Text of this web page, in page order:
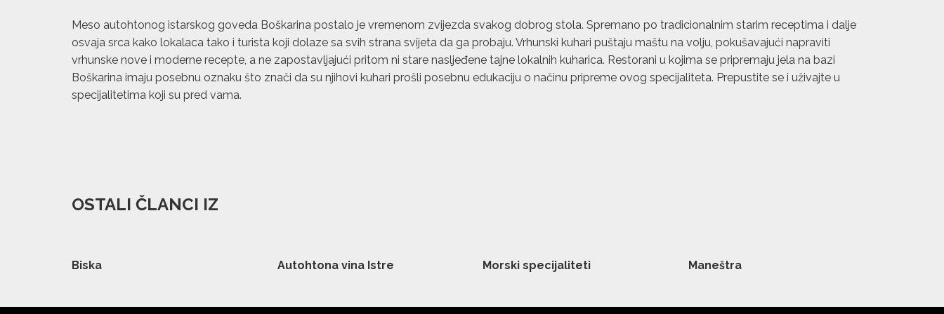
Meso autohtonog istarskog goveda Boškarina postalo je vremenom zvijezda svakog dobrog stola. Spremano po tradicionalnim starim receptima i dalje
osvaja srca kako lokalaca tako i turista koji dolaze sa svih strana svijeta da ga probaju. Vrhunski kuhari puštaju maštu na volju, pokušavajući napraviti
vrhunske nove i moderne recepte, a ne zapostavljajući pritom ni stare nasljeđene tajne lokalnih kuharica. Restorani u kojima se pripremaju jela na bazi
Boškarina imaju posebnu oznaku što znači da su njihovi kuhari prošli posebnu edukaciju o načinu pripreme ovog specijaliteta. Prepustite se i uživajte u
specijalitetima koji su pred vama.
OSTALI ČLANCI IZ
Biska Autohtona vina Istre Morski specijaliteti Maneštra